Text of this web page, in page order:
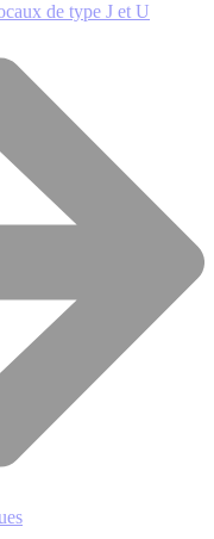
de type J et U